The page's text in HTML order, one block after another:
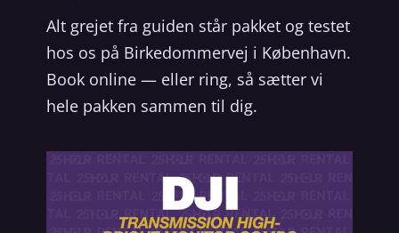
Alt grejet fra guiden står pakket og testet
hos os på Birkedommervej i København.
Book online — eller ring, så sætter vi
hele pakken sammen til dig.